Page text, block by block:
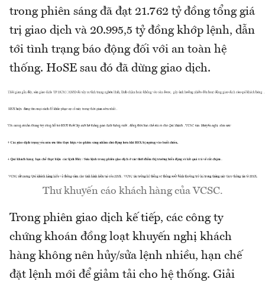
trong phiên sáng đã đạt 21.762 tỷ đồng tổng giá
trị giao dịch và 20.995,5 tỷ đồng khớp lệnh, dẫn
tới tình trạng báo động đối với an toàn hệ
thống. HoSE sau đó đã dừng giao dịch.
Thư khuyến cáo khách hàng của VCSC.
Trong phiên giao dịch kế tiếp, các công ty
chứng khoán đồng loạt khuyến nghị khách
hàng không nên hủy/sửa lệnh nhiều, hạn chế
đặt lệnh mới để giảm tải cho hệ thống. Giải